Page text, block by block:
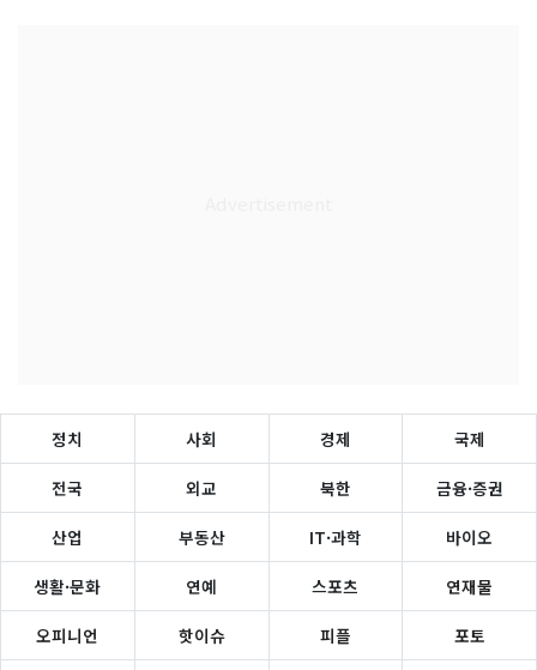
정치 사회 경제 국제
전국 외교 북한 금융·증권
산업 부동산 IT·과학 바이오
생활·문화 연예 스포츠 연재물
오피니언 핫이슈 피플 포토